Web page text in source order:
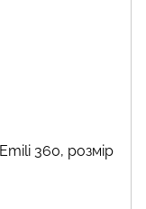
360, розмір